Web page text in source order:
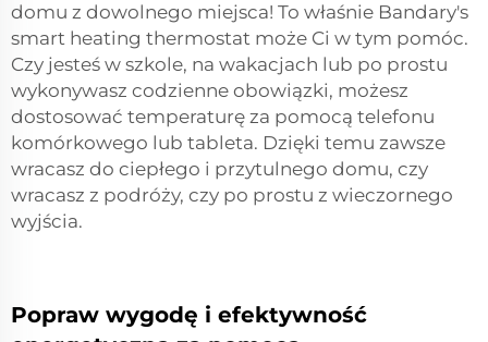
domu z dowolnego miejsca! To właśnie Bandary's
smart heating thermostat może Ci w tym pomóc.
Czy jesteś w szkole, na wakacjach lub po prostu
wykonywasz codzienne obowiązki, możesz
dostosować temperaturę za pomocą telefonu
komórkowego lub tableta. Dzięki temu zawsze
wracasz do ciepłego i przytulnego domu, czy
wracasz z podróży, czy po prostu z wieczornego
wyjścia.
Popraw wygodę i efektywność